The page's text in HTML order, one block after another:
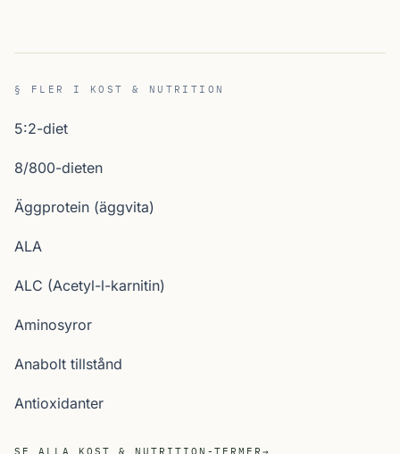
§ FLER I KOST & NUTRITION
5:2-diet
8/800-dieten
Äggprotein (äggvita)
ALA
ALC (Acetyl-l-karnitin)
Aminosyror
Anabolt tillstånd
Antioxidanter
SE ALLA KOST & NUTRITION-TERMER→